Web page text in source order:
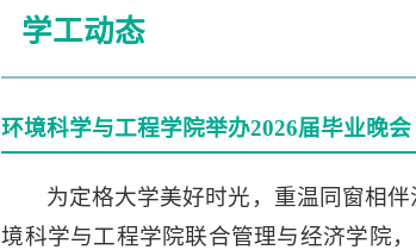
学工动态
环境科学与工程学院举办2026届毕业晚会
为定格大学美好时光，重温同窗相
境科学与工程学院联合管理与经济学院